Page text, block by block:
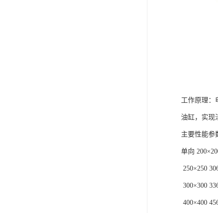
工作原理：
油缸，实现
主要性能参
单向
250×250
300×300
400×400